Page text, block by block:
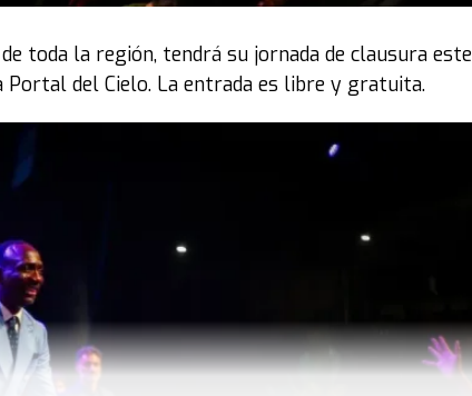
toda la región, tendrá su jornada de clausura este
Portal del Cielo. La entrada es libre y gratuita.